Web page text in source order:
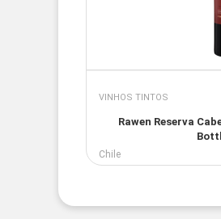
VINHOS TINTOS
Rawen Reserva
Chile